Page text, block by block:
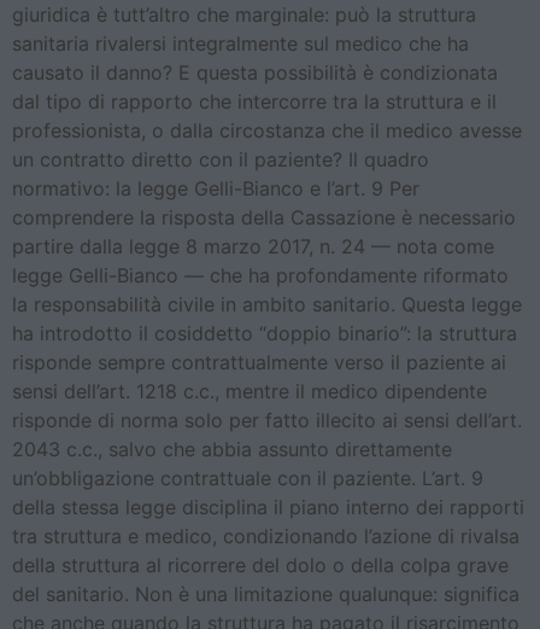
giuridica è tutt’altro che marginale: può la struttura
sanitaria rivalersi integralmente sul medico che ha
causato il danno? E questa possibilità è condizionata
dal tipo di rapporto che intercorre tra la struttura e il
professionista, o dalla circostanza che il medico avesse
un contratto diretto con il paziente? Il quadro
normativo: la legge Gelli-Bianco e l’art. 9 Per
comprendere la risposta della Cassazione è necessario
partire dalla legge 8 marzo 2017, n. 24 — nota come
legge Gelli-Bianco — che ha profondamente riformato
la responsabilità civile in ambito sanitario. Questa legge
ha introdotto il cosiddetto “doppio binario”: la struttura
risponde sempre contrattualmente verso il paziente ai
sensi dell’art. 1218 c.c., mentre il medico dipendente
risponde di norma solo per fatto illecito ai sensi dell’art.
2043 c.c., salvo che abbia assunto direttamente
un’obbligazione contrattuale con il paziente. L’art. 9
della stessa legge disciplina il piano interno dei rapporti
tra struttura e medico, condizionando l’azione di rivalsa
della struttura al ricorrere del dolo o della colpa grave
del sanitario. Non è una limitazione qualunque: significa
che anche quando la struttura ha pagato il risarcimento